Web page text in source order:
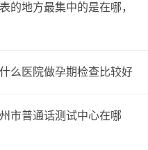
的地方最集中的是在哪，
么医院做孕期检查比较好
市普通话测试中心在哪